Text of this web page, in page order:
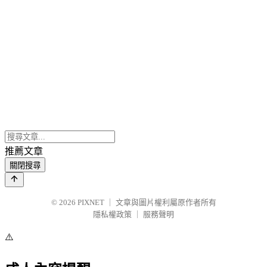
推薦文章
關閉搜尋
© 2026 PIXNET
文章與圖片權利屬原作者所有
隱私權政策
服務聲明
⚠️